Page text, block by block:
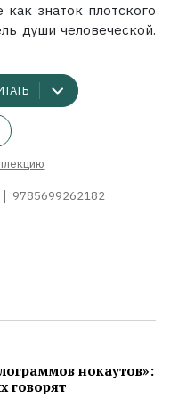
знаток плотского
души человеческой.
9785699262182
нокаутов»:
говорят